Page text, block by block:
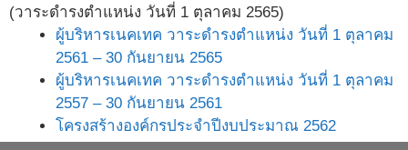
(วาระดำรงตำแหน่ง วันที่ 1 ตุลาคม 2565)
ผู้บริหารเนคเทค วาระดำรงตำแหน่ง วันที่ 1 ตุลาคม
2561 – 30 กันยายน 2565
ผู้บริหารเนคเทค วาระดำรงตำแหน่ง วันที่ 1 ตุลาคม
2557 – 30 กันยายน 2561
โครงสร้างองค์กรประจำปีงบประมาณ 2562